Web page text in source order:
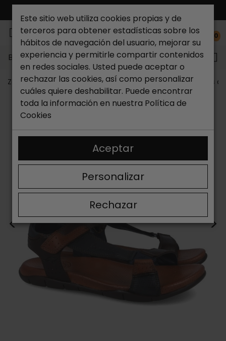
0
Buscar...
Zapateria Catchalot Zapatos de hombre Sandalias
< >
Este sitio web utiliza cookies propias y de
terceros para obtener estadísticas sobre los
hábitos de navegación del usuario, mejorar su
experiencia y permitirle compartir contenidos
en redes sociales. Usted puede aceptar o
rechazar las cookies, así como personalizar
cuáles quiere deshabilitar. Puede encontrar
toda la información en nuestra Política de
Cookies
Rechazar
Personalizar
Aceptar